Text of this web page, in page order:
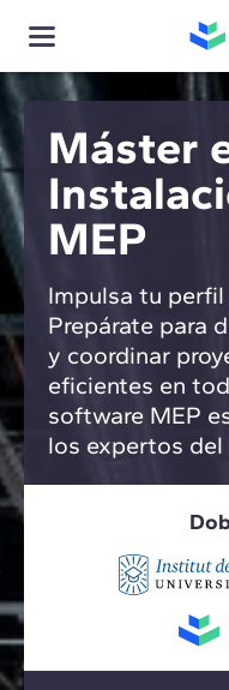
Máster
MEP
Impulsa tu perfil
Prepárate para
y coordinar
eficientes en
software MEP
los expertos del